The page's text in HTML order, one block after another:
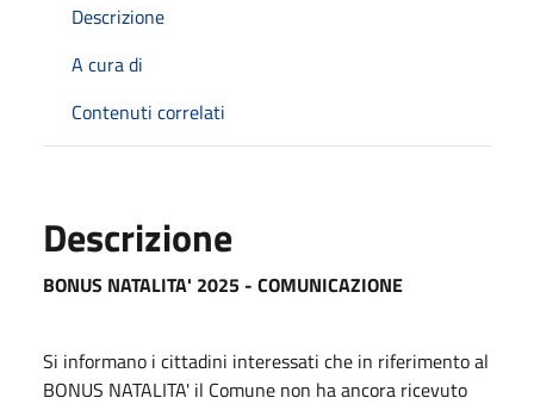
Descrizione
A cura di
Contenuti correlati
Descrizione
BONUS NATALITA' 2025 - COMUNICAZIONE
Si informano i cittadini interessati che in riferimento al
BONUS NATALITA' il Comune non ha ancora ricevuto